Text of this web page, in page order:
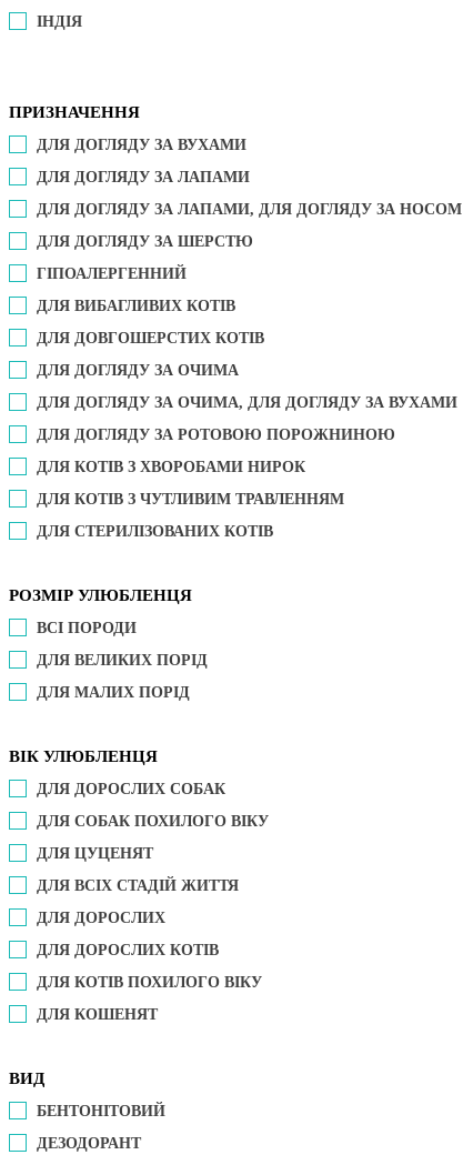
ІНДІЯ
ПРИЗНАЧЕННЯ
ДЛЯ ДОГЛЯДУ ЗА ВУХАМИ
ДЛЯ ДОГЛЯДУ ЗА ЛАПАМИ
ДЛЯ ДОГЛЯДУ ЗА ЛАПАМИ, ДЛЯ ДОГЛЯДУ ЗА НОСОМ
ДЛЯ ДОГЛЯДУ ЗА ШЕРСТЮ
ГІПОАЛЕРГЕННИЙ
ДЛЯ ВИБАГЛИВИХ КОТІВ
ДЛЯ ДОВГОШЕРСТИХ КОТІВ
ДЛЯ ДОГЛЯДУ ЗА ОЧИМА
ДЛЯ ДОГЛЯДУ ЗА ОЧИМА, ДЛЯ ДОГЛЯДУ ЗА ВУХАМИ
ДЛЯ ДОГЛЯДУ ЗА РОТОВОЮ ПОРОЖНИНОЮ
ДЛЯ КОТІВ З ХВОРОБАМИ НИРОК
ДЛЯ КОТІВ З ЧУТЛИВИМ ТРАВЛЕННЯМ
ДЛЯ СТЕРИЛІЗОВАНИХ КОТІВ
РОЗМІР УЛЮБЛЕНЦЯ
ВСІ ПОРОДИ
ДЛЯ ВЕЛИКИХ ПОРІД
ДЛЯ МАЛИХ ПОРІД
ВІК УЛЮБЛЕНЦЯ
ДЛЯ ДОРОСЛИХ СОБАК
ДЛЯ СОБАК ПОХИЛОГО ВІКУ
ДЛЯ ЦУЦЕНЯТ
ДЛЯ ВСІХ СТАДІЙ ЖИТТЯ
ДЛЯ ДОРОСЛИХ
ДЛЯ ДОРОСЛИХ КОТІВ
ДЛЯ КОТІВ ПОХИЛОГО ВІКУ
ДЛЯ КОШЕНЯТ
ВИД
БЕНТОНІТОВИЙ
ДЕЗОДОРАНТ